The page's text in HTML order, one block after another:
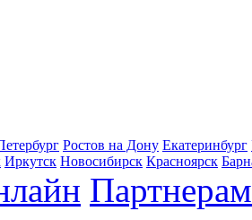
Ростов на Дону Екатеринбург
Иркутск Новосибирск Красноярск
Партнерам